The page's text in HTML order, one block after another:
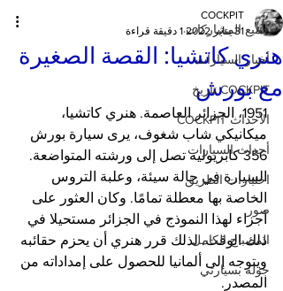
جميع المشاركات
أخبار السيارات
COCKPIT تاريخ
الأحداث COCKPIT
أحداث السيارات
اختبارات الطريق
صور
المصباح الكامل
جولة بسيارتي
هنري كاتشيا: القصة الصغيرة
مع بورش
COCKPIT
31 يناير 2022
1 دقيقة قراءة
1951، الجزائر العاصمة. هنري كاتشيا،
ميكانيكي شاب شغوف، يرى سيارة بورش
356 كابريوليه تصل إلى ورشته المتواضعة.
السيارة في حالة سيئة، وعلبة التروس
الخاصة بها معطلة تمامًا. وكان العثور على
أجزاء لهذا النموذج في الجزائر مستحيلا في
ذلك الوقت. لذلك قرر هنري أن يحزم حقائبه
ويتوجه إلى ألمانيا للحصول على إمداداته من
المصدر.